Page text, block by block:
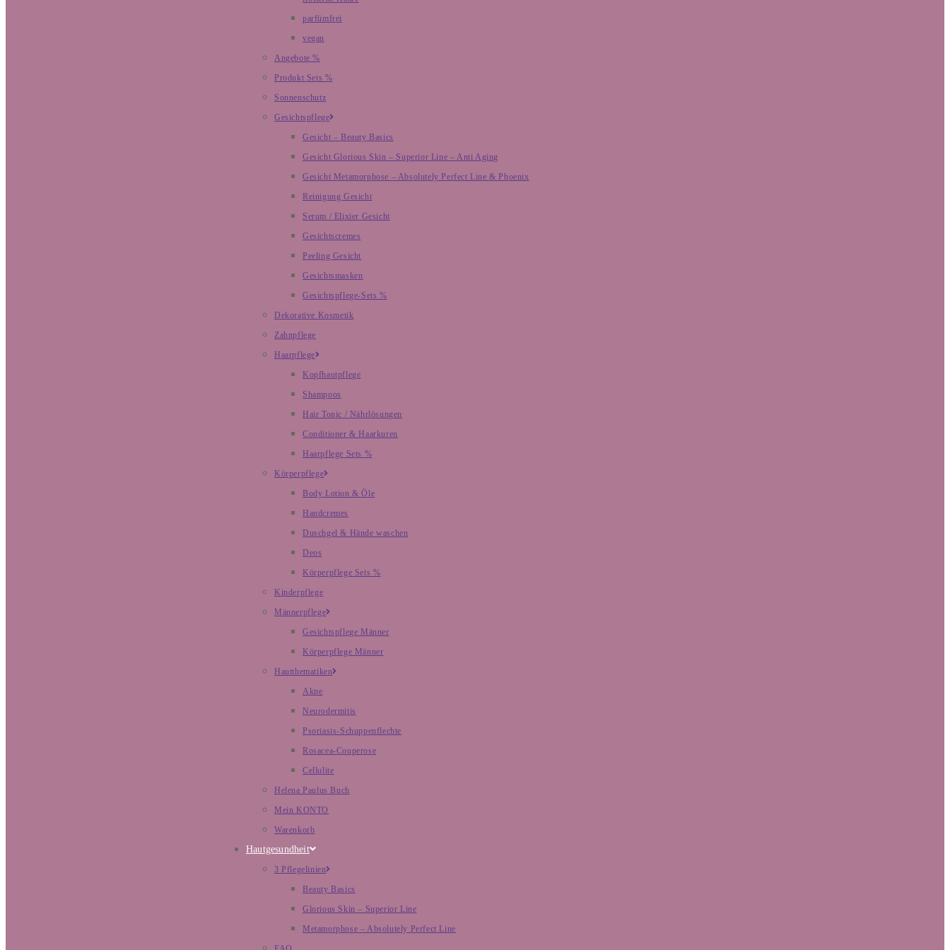
parfümfrei
vegan
Angebote %
Produkt Sets %
Sonnenschutz
Gesichtspflege
Gesicht – Beauty Basics
Gesicht Glorious Skin – Superior Line – Anti Aging
Gesicht Metamorphose – Absolutely Perfect Line & Phoenix
Reinigung Gesicht
Serum / Elixier Gesicht
Gesichtscremes
Peeling Gesicht
Gesichtsmasken
Gesichtspflege-Sets %
Dekorative Kosmetik
Zahnpflege
Haarpflege
Kopfhautpflege
Shampoos
Hair Tonic / Nährlösungen
Conditioner & Haarkuren
Haarpflege Sets %
Körperpflege
Body Lotion & Öle
Handcremes
Duschgel & Hände waschen
Deos
Körperpflege Sets %
Kinderpflege
Männerpflege
Gesichtspflege Männer
Körperpflege Männer
Hautthematiken
Akne
Neurodermitis
Psoriasis-Schuppenflechte
Rosacea-Couperose
Cellulite
Helena Paulus Buch
Mein KONTO
Warenkorb
Hautgesundheit
3 Pflegelinien
Beauty Basics
Glorious Skin – Superior Line
Metamorphose – Absolutely Perfect Line